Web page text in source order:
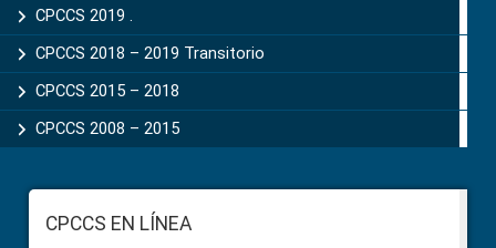
CPCCS 2019 .
CPCCS 2018 – 2019 Transitorio
CPCCS 2015 – 2018
CPCCS 2008 – 2015
FooterCPCCS EN LÍNEA